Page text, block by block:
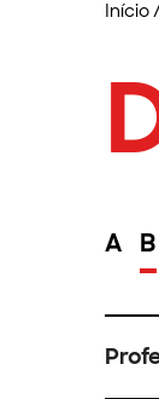
Início
A B